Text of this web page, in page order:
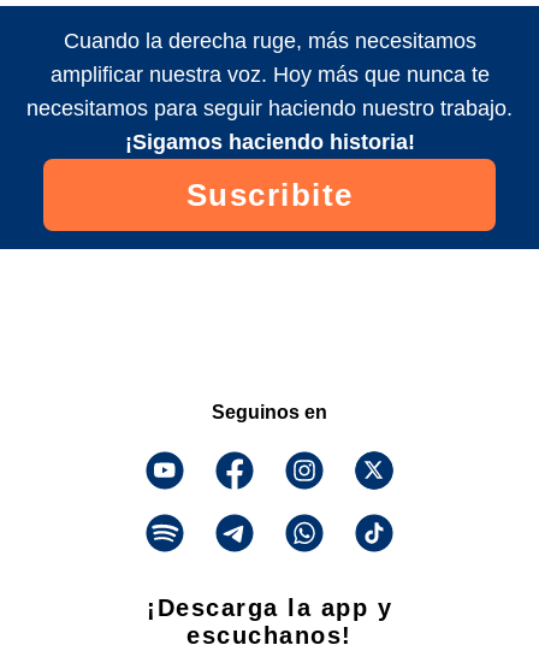
Cuando la derecha ruge, más necesitamos
amplificar nuestra voz. Hoy más que nunca te
necesitamos para seguir haciendo nuestro trabajo.
¡Sigamos haciendo historia!
Suscribite
Seguinos en
¡Descarga la app y
escuchanos!